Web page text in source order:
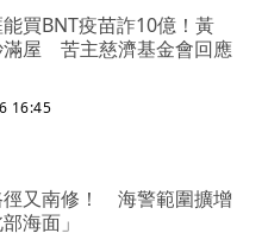
買BNT疫苗詐10億！黃
滿屋 苦主慈濟基金會回應
16:45
徑又南修！ 海警範圍擴增
海面」